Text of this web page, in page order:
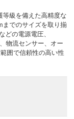
等級を備えた高精度な
までのサイズを取り揃
どの電源電圧、
物流センサー、オー
囲で信頼性の高い性